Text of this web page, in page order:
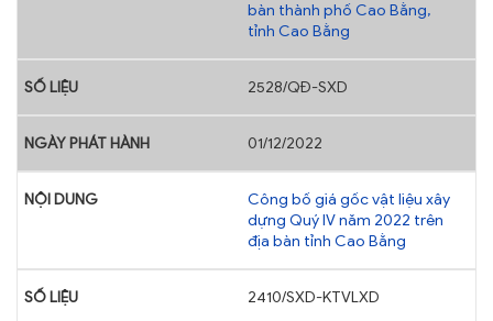
bàn thành phố Cao Bằng,
tỉnh Cao Bằng
2528/QĐ-SXD
01/12/2022
Công bố giá gốc vật liệu xây
dựng Quý IV năm 2022 trên
địa bàn tỉnh Cao Bằng
2410/SXD-KTVLXD